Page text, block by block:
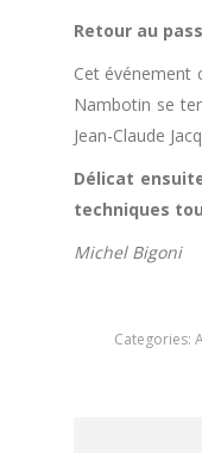
Retour au
Cet événement
Nambotin se
Jean-Claude
Délicat
techniques
Michel Bigoni
Categories: